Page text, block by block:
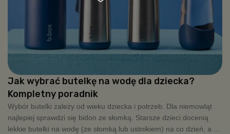
Jak wybrać butelkę na wodę dla dziecka?
Kompletny poradnik
Wybór butelki zależy od wieku dziecka i potrzeb. Dla niemowląt
najlepiej sprawdzi się bidon ze słomką. Starsze dzieci docenią
lekkie butelki na wodę (ze słomką lub ustnikiem) na co dzień, a na